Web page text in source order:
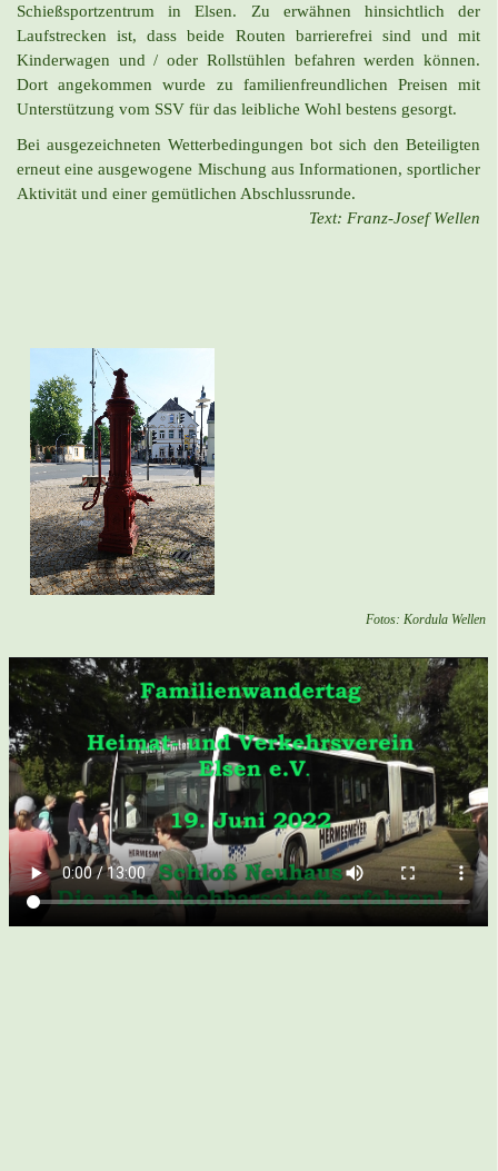
Schießsportzentrum in Elsen. Zu erwähnen hinsichtlich der
Laufstrecken ist, dass beide Routen barrierefrei sind und mit
Kinderwagen und / oder Rollstühlen befahren werden können.
Dort angekommen wurde zu familienfreundlichen Preisen mit
Unterstützung vom SSV für das leibliche Wohl bestens gesorgt.
Bei ausgezeichneten Wetterbedingungen bot sich den Beteiligten
erneut eine ausgewogene Mischung aus Informationen, sportlicher
Aktivität und einer gemütlichen Abschlussrunde.
Text: Franz-Josef Wellen
Fotos: Kordula Wellen